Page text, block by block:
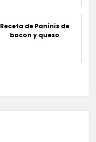
Receta de Paninis de
bacon y queso